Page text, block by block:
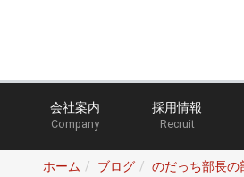
会社案内
Company
採用情報
Recruit
ホーム ブログ のだっち部長の